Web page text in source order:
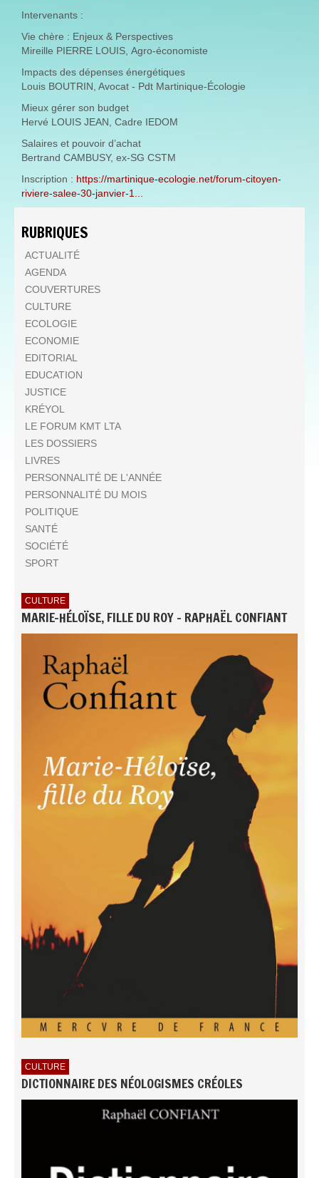
Intervenants :
Vie chère : Enjeux & Perspectives
Mireille PIERRE LOUIS, Agro-économiste
Impacts des dépenses énergétiques
Louis BOUTRIN, Avocat - Pdt Martinique-Écologie
Mieux gérer son budget
Hervé LOUIS JEAN, Cadre IEDOM
Salaires et pouvoir d’achat
Bertrand CAMBUSY, ex-SG CSTM
Inscription : https://martinique-ecologie.net/forum-citoyen-
riviere-salee-30-janvier-1...
RUBRIQUES
ACTUALITÉ
AGENDA
COUVERTURES
CULTURE
ECOLOGIE
ECONOMIE
EDITORIAL
EDUCATION
JUSTICE
KRÉYOL
LE FORUM KMT LTA
LES DOSSIERS
LIVRES
PERSONNALITÉ DE L'ANNÉE
PERSONNALITÉ DU MOIS
POLITIQUE
SANTÉ
SOCIÉTÉ
SPORT
CULTURE
MARIE-HÉLOÏSE, FILLE DU ROY - RAPHAËL CONFIANT
CULTURE
DICTIONNAIRE DES NÉOLOGISMES CRÉOLES